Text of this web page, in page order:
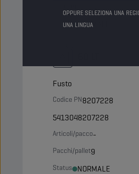
OPPURE SELEZIONA UNA
UNA LINGUA
Status NORMALE
Fusto
Codice PN8207228
5413048207228
Articoli/pacco-
Pacchi/pallet9
Status NORMALE